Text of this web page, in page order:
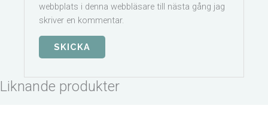
webbplats i denna webbläsare till nästa gång jag
skriver en kommentar.
Liknande produkter